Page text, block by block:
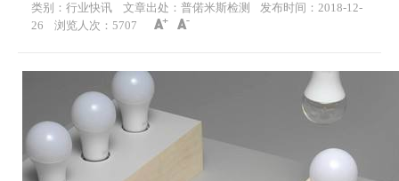
类别：行业快讯 文章出处：普偌米斯检测
发布时间：2018-12-
26
浏览人次： 5707